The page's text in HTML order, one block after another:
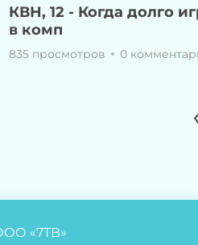
КВН, 12 - Когда долго
в комп
835 просмотров 0
«7ТВ»